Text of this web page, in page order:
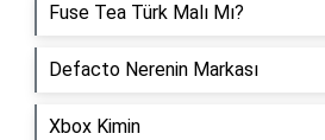
Fuse Tea Türk Malı Mı?
Defacto Nerenin Markası
Xbox Kimin